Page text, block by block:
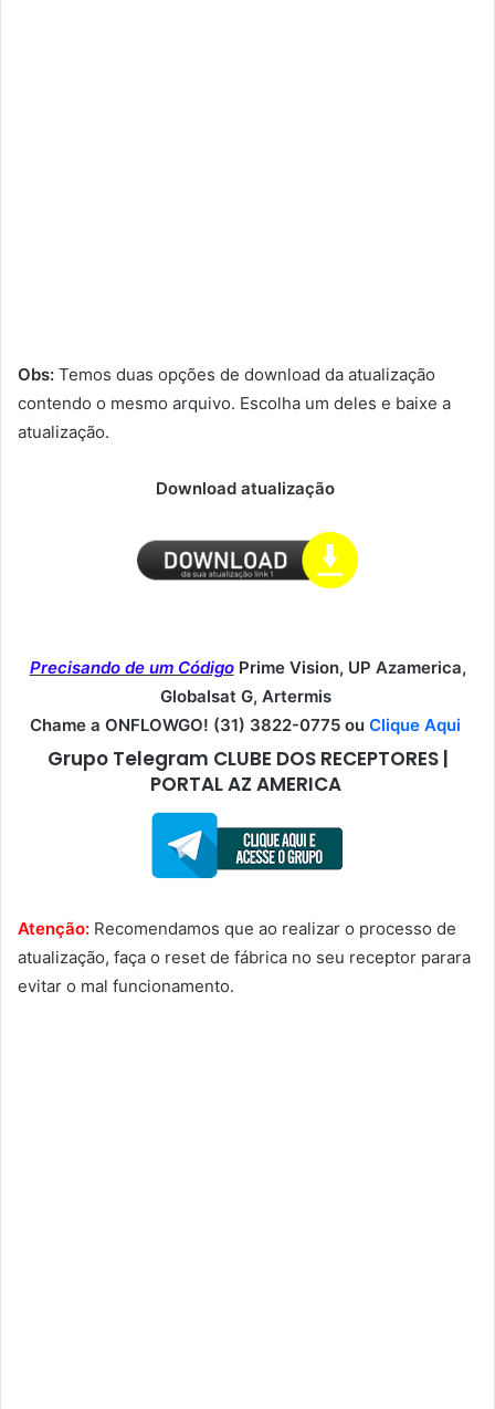
Obs: Temos duas opções de download da atualização
contendo o mesmo arquivo. Escolha um deles e baixe a
atualização.
Download atualização
Precisando de um Código Prime Vision, UP Azamerica,
Globalsat G, Artermis
Chame a ONFLOWGO! (31) 3822-0775 ou Clique Aqui
Grupo Telegram CLUBE DOS RECEPTORES |
PORTAL AZ AMERICA
Atenção: Recomendamos que ao realizar o processo de
atualização, faça o reset de fábrica no seu receptor parara
evitar o mal funcionamento.